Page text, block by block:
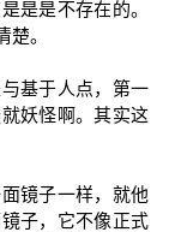
是是不存在的。
。
基于人点，第一
妖怪啊。其实这
镜子一样，就他
子，它不像正式